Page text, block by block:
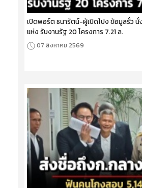
เปิดพอร์ต ธนารัตน์-ผู้เปิดโปง ข้อมูลรั่ว นั่
แห่ง รับงานรัฐ 20 โครงการ 7.21 ล.
07 สิงหาคม 2569